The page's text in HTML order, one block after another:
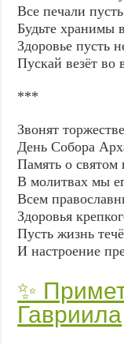
Все печали
Будьте хранимы
Здоровье пусть
Пускай везёт во
***
Звонят
День Собора
Память о святом
В молитвах мы
Всем
Здоровья
Пусть жизнь
И настроение
✨
Гавриила